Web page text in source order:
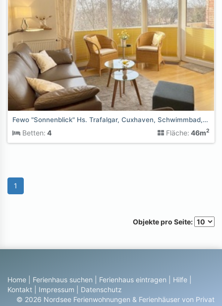
Fewo "Sonnenblick" Hs. Trafalgar, Cuxhaven, Schwimmbad,Sauna
Betten: 4 Fläche: 46m2
1
Objekte pro Seite:
Home Ferienhaus suchen Ferienhaus eintragen Hilfe
Kontakt
Impressum
Datenschutz
© 2026 Nordsee Ferienwohnungen & Ferienhäuser von Privat